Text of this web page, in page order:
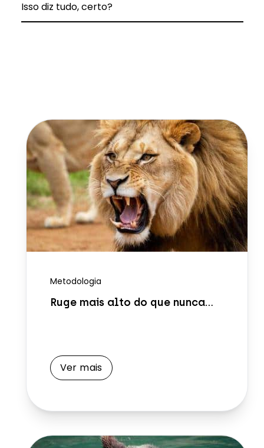
Isso diz tudo, certo?
Metodologia
Ruge mais alto do que nunca...
Ver mais